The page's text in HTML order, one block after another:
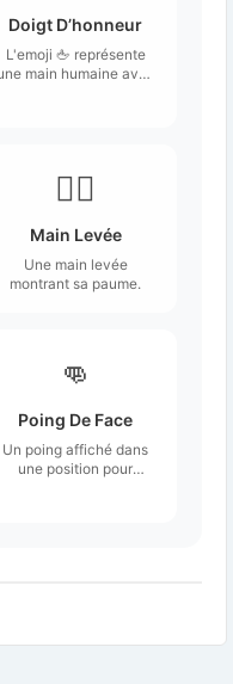
Doigt D’honneur
L'emoji 🖕 représente
main humaine avec
✋🏾
Main Levée
Une main levée
montrant sa paume.
👊
Poing De Face
Un poing affiché dans
une position pour